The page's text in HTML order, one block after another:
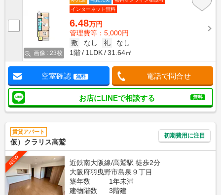
画像 : 23枚
インターネット無料
6.48万円
管理費等：5,000円
敷
なし 礼
なし
1階
1LDK 31.64㎡
空室確認 無料 電話で問合せ
お店にLINEで相談する 無料
賃貸アパート
仮）クラリス高鷲
初期費用に注目
NEW
近鉄南大阪線/高鷲駅 徒歩2分
大阪府羽曳野市島泉９丁目
築年数
1年未満
建物階数
3階建